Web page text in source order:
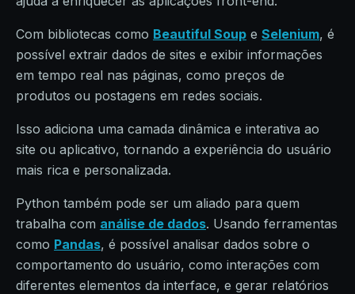
Com bibliotecas como Beautiful Soup e Selenium, é
possível extrair dados de sites e exibir informações
em tempo real nas páginas, como preços de
produtos ou postagens em redes sociais.
Isso adiciona uma camada dinâmica e interativa ao
site ou aplicativo, tornando a experiência do usuário
mais rica e personalizada.
Python também pode ser um aliado para quem
trabalha com análise de dados. Usando ferramentas
como Pandas, é possível analisar dados sobre o
comportamento do usuário, como interações com
diferentes elementos da interface, e gerar relatórios